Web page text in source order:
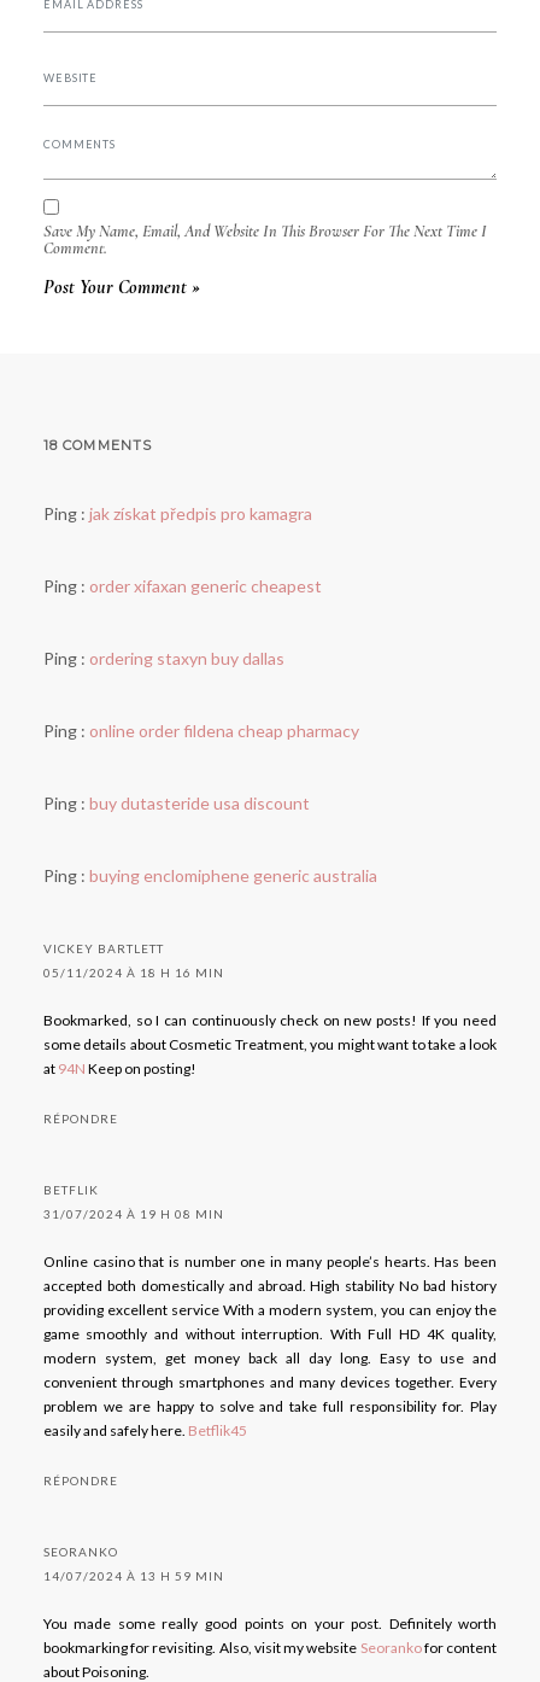
Save My Name, Email, And Website In This Browser For The Next Time I
Comment.
18 COMMENTS
Ping : jak získat předpis pro kamagra
Ping : order xifaxan generic cheapest
Ping : ordering staxyn buy dallas
Ping : online order fildena cheap pharmacy
Ping : buy dutasteride usa discount
Ping : buying enclomiphene generic australia
VICKEY BARTLETT
05/11/2024 À 18 H 16 MIN
Bookmarked, so I can continuously check on new posts! If you need
some details about Cosmetic Treatment, you might want to take a look
at 94N Keep on posting!
RÉPONDRE
BETFLIK
31/07/2024 À 19 H 08 MIN
Online casino that is number one in many people’s hearts. Has been
accepted both domestically and abroad. High stability No bad history
providing excellent service With a modern system, you can enjoy the
game smoothly and without interruption. With Full HD 4K quality,
modern system, get money back all day long. Easy to use and
convenient through smartphones and many devices together. Every
problem we are happy to solve and take full responsibility for. Play
easily and safely here. Betflik45
RÉPONDRE
SEORANKO
14/07/2024 À 13 H 59 MIN
You made some really good points on your post. Definitely worth
bookmarking for revisiting. Also, visit my website Seorankofor content
about Poisoning.